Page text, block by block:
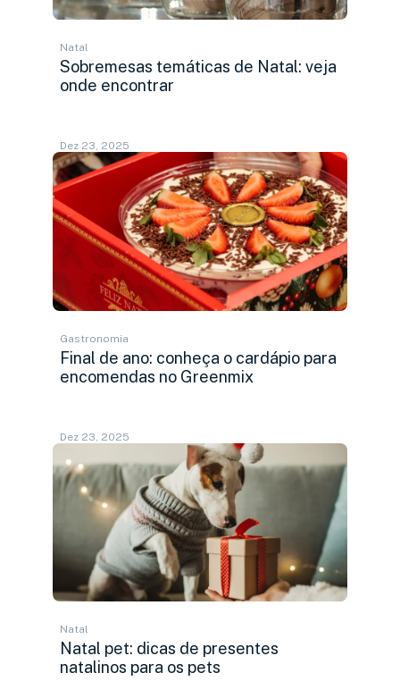
Natal
Sobremesas temáticas de Natal: veja
onde encontrar
Dez 23, 2025
Gastronomia
Final de ano: conheça o cardápio para
encomendas no Greenmix
Dez 23, 2025
Natal
Natal pet: dicas de presentes
natalinos para os pets